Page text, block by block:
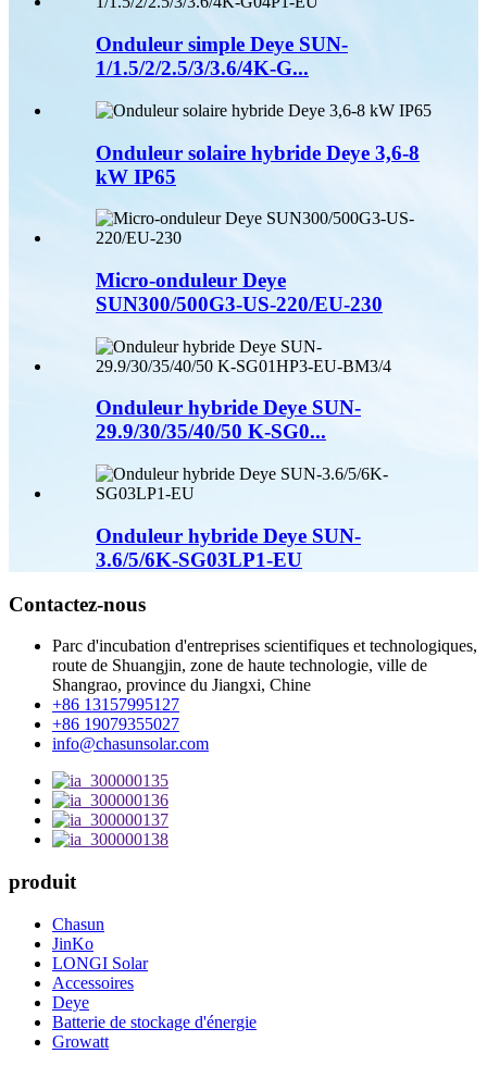
Onduleur simple Deye SUN-
1/1.5/2/2.5/3/3.6/4K-G...
Onduleur solaire hybride Deye 3,6-8
kW IP65
Micro-onduleur Deye
SUN300/500G3-US-220/EU-230
Onduleur hybride Deye SUN-
29.9/30/35/40/50 K-SG0...
Onduleur hybride Deye SUN-
3.6/5/6K-SG03LP1-EU
Contactez-nous
Parc d'incubation d'entreprises scientifiques et technologiques,
route de Shuangjin, zone de haute technologie, ville de
Shangrao, province du Jiangxi, Chine
+86 13157995127
+86 19079355027
info@chasunsolar.com
produit
Chasun
JinKo
LONGI Solar
Accessoires
Deye
Batterie de stockage d'énergie
Growatt